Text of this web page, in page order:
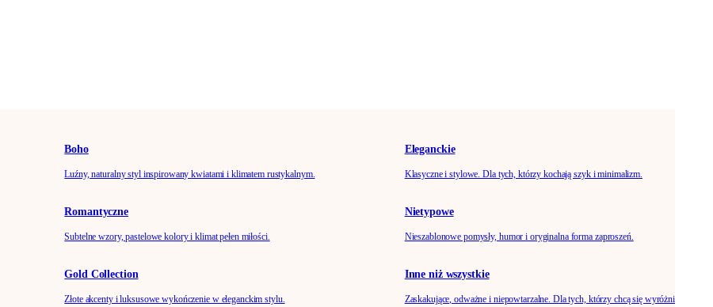
Boho
Luźny, naturalny styl inspirowany kwiatami i klimatem rustykalnym.
Eleganckie
Klasyczne i stylowe. Dla tych, którzy kochają szyk i minimalizm.
Romantyczne
Subtelne wzory, pastelowe kolory i klimat pełen miłości.
Nietypowe
Nieszablonowe pomysły, humor i oryginalna forma zaproszeń.
Gold Collection
Złote akcenty i luksusowe wykończenie w eleganckim stylu.
Inne niż wszystkie
Zaskakujące, odważne i niepowtarzalne. Dla tych, którzy chcą się wyróżnić.